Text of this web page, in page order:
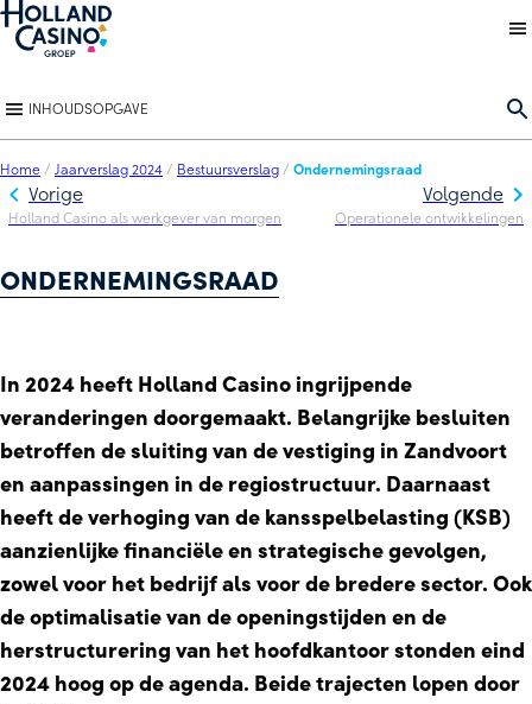
Back to homepage
INHOUDSOPGAVE
Home / Jaarverslag 2024 / Bestuursverslag / Ondernemingsraad
Volgende
Operationele ontwikkelingen
Vorige
Holland Casino als werkgever van morgen
ONDERNEMINGSRAAD
In 2024 heeft Holland Casino ingrijpende
veranderingen doorgemaakt. Belangrijke besluiten
betroffen de sluiting van de vestiging in Zandvoort
en aanpassingen in de regiostructuur. Daarnaast
heeft de verhoging van de kansspelbelasting (KSB)
aanzienlijke financiële en strategische gevolgen,
zowel voor het bedrijf als voor de bredere sector. Ook
de optimalisatie van de openingstijden en de
herstructurering van het hoofdkantoor stonden eind
2024 hoog op de agenda. Beide trajecten lopen door